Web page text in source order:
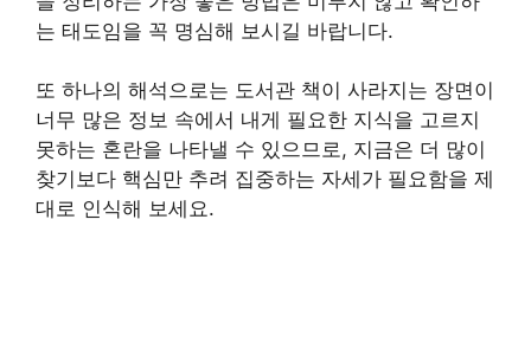
는 태도임을 꼭 명심해 보시길 바랍니다.
또 하나의 해석으로는 도서관 책이 사라지는 장면이
너무 많은 정보 속에서 내게 필요한 지식을 고르지
못하는 혼란을 나타낼 수 있으므로, 지금은 더 많이
찾기보다 핵심만 추려 집중하는 자세가 필요함을 제
대로 인식해 보세요.